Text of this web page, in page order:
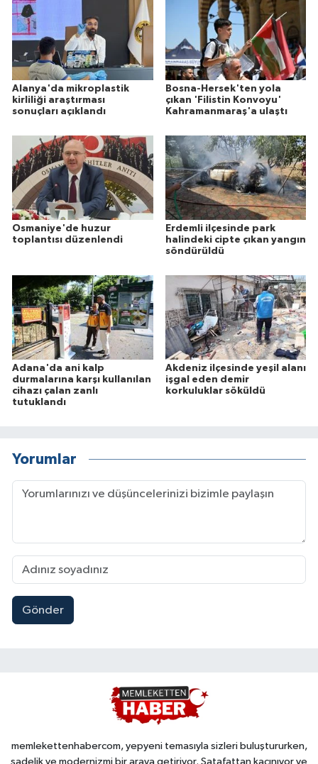
Alanya'da mikroplastik
kirliliği araştırması
sonuçları açıklandı
Bosna-Hersek'ten yola
çıkan 'Filistin Konvoyu'
Kahramanmaraş'a ulaştı
Osmaniye'de huzur
toplantısı düzenlendi
Erdemli ilçesinde park
halindeki cipte çıkan yangın
söndürüldü
Adana'da ani kalp
durmalarına karşı kullanılan
cihazı çalan zanlı
tutuklandı
Akdeniz ilçesinde yeşil alanı
işgal eden demir
korkuluklar söküldü
Yorumlar
Gönder
memlekettenhabercom, yepyeni temasıyla sizleri buluştururken,
sadelik ve modernizmi bir araya getiriyor. Şatafattan kaçınıyor ve